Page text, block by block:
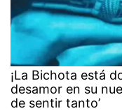
¡La Bichota está
desamor en su
de sentir tanto’